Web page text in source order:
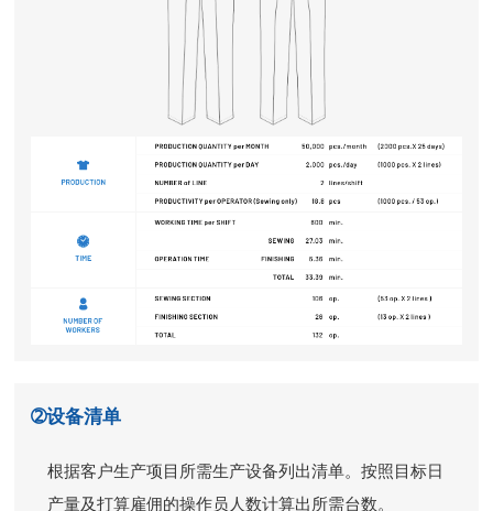
➁设备清单
根据客户生产项目所需生产设备列出清单。按照目标日
产量及打算雇佣的操作员人数计算出所需台数。